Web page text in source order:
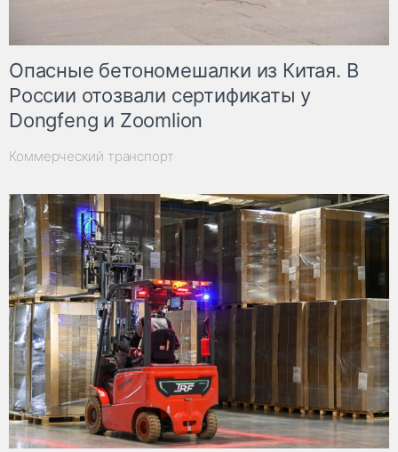
Опасные бетономешалки из Китая. В
России отозвали сертификаты у
Dongfeng и Zoomlion
Коммерческий транспорт